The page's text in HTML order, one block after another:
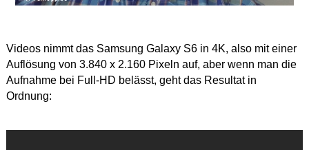
Videos nimmt das Samsung Galaxy S6 in 4K, also mit einer
Auflösung von 3.840 x 2.160 Pixeln auf, aber wenn man die
Aufnahme bei Full-HD belässt, geht das Resultat in
Ordnung: